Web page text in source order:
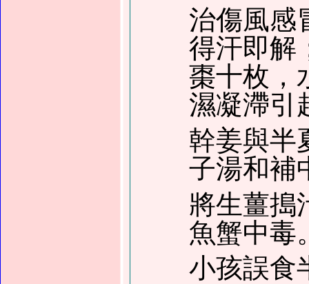
治傷風感
得汗即解
棗十枚，
濕凝滯引
幹姜與半
子湯和補
將生薑搗
魚蟹中毒
小孩誤食